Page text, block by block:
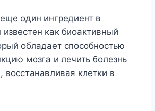
один ингредиент в
известен как биоактивный
обладает способностью
мозга и лечить болезнь
восстанавливая клетки в